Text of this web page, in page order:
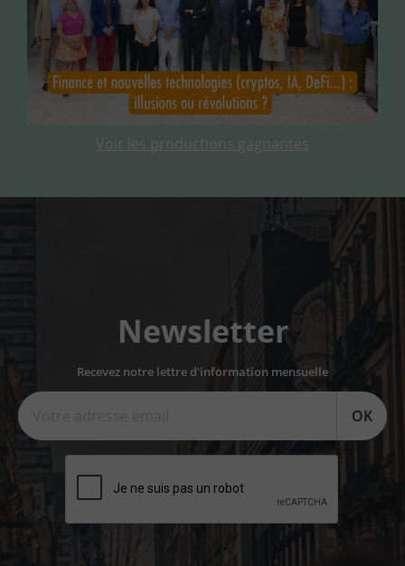
Voir les productions gagnantes
Newsletter
Recevez notre lettre d'information mensuelle
OK